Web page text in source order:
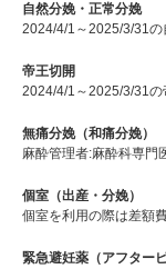
自然分娩・正常分娩
2024/4/1～2025/3/31
帝王切開
2024/4/1～2025/3/31
無痛分娩（和痛分娩）
麻酔管理者:麻酔科専門
個室（出産・分娩）
個室を利用の際は差額
緊急避妊薬（アフターピ